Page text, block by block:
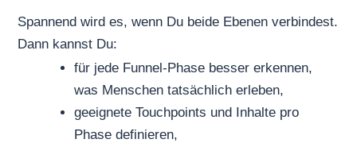
Spannend wird es, wenn Du beide Ebenen verbindest.
Dann kannst Du:
für jede Funnel-Phase besser erkennen,
was Menschen tatsächlich erleben,
geeignete Touchpoints und Inhalte pro
Phase definieren,